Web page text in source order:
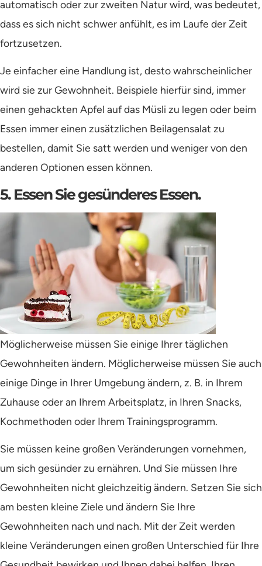
automatisch oder zur zweiten Natur wird, was bedeutet,
dass es sich nicht schwer anfühlt, es im Laufe der Zeit
fortzusetzen.
Je einfacher eine Handlung ist, desto wahrscheinlicher
wird sie zur Gewohnheit. Beispiele hierfür sind, immer
einen gehackten Apfel auf das Müsli zu legen oder beim
Essen immer einen zusätzlichen Beilagensalat zu
bestellen, damit Sie satt werden und weniger von den
anderen Optionen essen können.
5. Essen Sie gesünderes Essen.
Möglicherweise müssen Sie einige Ihrer täglichen
Gewohnheiten ändern. Möglicherweise müssen Sie auch
einige Dinge in Ihrer Umgebung ändern, z. B. in Ihrem
Zuhause oder an Ihrem Arbeitsplatz, in Ihren Snacks,
Kochmethoden oder Ihrem Trainingsprogramm.
Sie müssen keine großen Veränderungen vornehmen,
um sich gesünder zu ernähren. Und Sie müssen Ihre
Gewohnheiten nicht gleichzeitig ändern. Setzen Sie sich
am besten kleine Ziele und ändern Sie Ihre
Gewohnheiten nach und nach. Mit der Zeit werden
kleine Veränderungen einen großen Unterschied für Ihre